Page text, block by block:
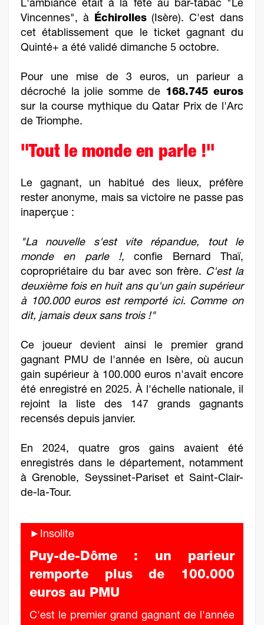
L'ambiance était à la fête au bar-tabac "Le
Vincennes", à Échirolles(Isère). C'est dans
cet établissement que le ticket gagnant du
Quinté+ a été validé dimanche 5 octobre.
Pour une mise de 3 euros, un parieur a
décroché la jolie somme de 168.745 euros
sur la course mythique du Qatar Prix de l'Arc
de Triomphe.
"Tout le monde en parle !"
Le gagnant, un habitué des lieux, préfère
rester anonyme, mais sa victoire ne passe pas
inaperçue :
"La nouvelle s'est vite répandue, tout le
monde en parle !, confie Bernard Thaï,
copropriétaire du bar avec son frère. C'est la
deuxième fois en huit ans qu'un gain supérieur
à 100.000 euros est remporté ici. Comme on
dit, jamais deux sans trois !"
Ce joueur devient ainsi le premier grand
gagnant PMU de l'année en Isère, où aucun
gain supérieur à 100.000 euros n'avait encore
été enregistré en 2025. À l'échelle nationale, il
rejoint la liste des 147 grands gagnants
recensés depuis janvier.
En 2024, quatre gros gains avaient été
enregistrés dans le département, notamment
à Grenoble, Seyssinet-Pariset et Saint-Clair-
de-la-Tour.
►Insolite
Puy-de-Dôme : un parieur
remporte plus de 100.000
euros au PMU
C'est le premier grand gagnant de l'année